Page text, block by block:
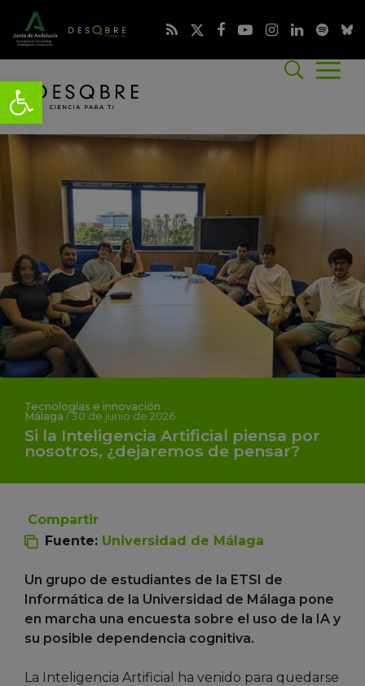
Tecnologías e innovación
Málaga /30 de junio de 2026
Si la Inteligencia Artificial piensa por
nosotros, ¿dejaremos de pensar?
Compartir
Fuente: Universidad de Málaga
Un grupo de estudiantes de la ETSI de
Informática de la Universidad de Málaga pone
en marcha una encuesta sobre el uso de la IA y
su posible dependencia cognitiva.
La Inteligencia Artificial ha venido para quedarse